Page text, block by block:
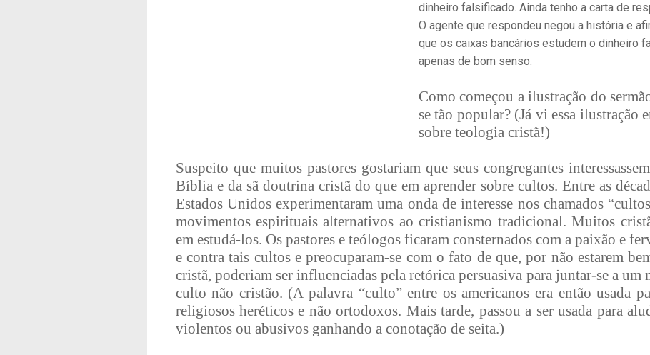
dinheiro falsificado. Ainda tenho a carta de
O agente que respondeu negou a história e
que os caixas bancários estudem o dinheiro
apenas de bom senso.
Como começou a ilustração do
se tão popular? (Já vi essa ilustração
sobre teologia cristã!)
Suspeito que muitos pastores gostariam que seus congregantes
Bíblia e da sã doutrina cristã do que em aprender sobre cultos. Entre as
Estados Unidos experimentaram uma onda de interesse nos chamados
movimentos espirituais alternativos ao cristianismo tradicional. Muitos
em estudá-los. Os pastores e teólogos ficaram consternados com a paixão e
e contra tais cultos e preocuparam-se com o fato de que, por não estarem
cristã, poderiam ser influenciadas pela retórica persuasiva para juntar-se a
culto não cristão. (A palavra “culto” entre os americanos era então usada
religiosos heréticos e não ortodoxos. Mais tarde, passou a ser usada para
violentos ou abusivos ganhando a conotação de seita.)